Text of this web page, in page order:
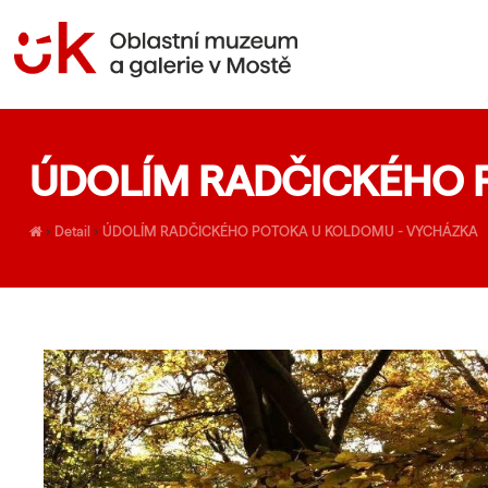
ÚDOLÍM RADČICKÉHO
› Detail › ÚDOLÍM RADČICKÉHO POTOKA U KOLDOMU - VYCHÁZKA